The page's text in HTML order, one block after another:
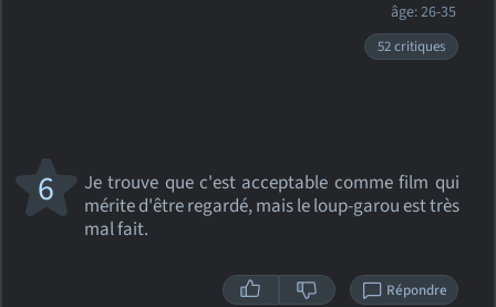
âge: 26-35
52 critiques
Je trouve que c'est acceptable comme film qui
mérite d'être regardé, mais le loup-garou est très
mal fait.
6
Répondre